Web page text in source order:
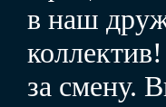
в наш
за смену.